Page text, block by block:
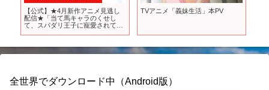
【公式】★4月新作アニメ見逃し
配信★「当て馬キャラのくせし
て、スパダリ王子に寵愛されてい
TVアニメ「義妹生活」本PV
全世界でダウンロード中（Android版）